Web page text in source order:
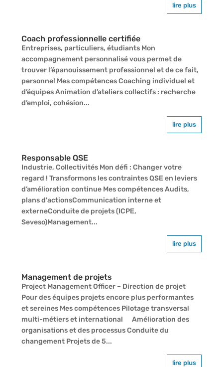
lire plus
Coach professionnelle certifiée
Entreprises, particuliers, étudiants Mon
accompagnement personnalisé vous permet de
trouver l’épanouissement professionnel et de ce fait,
personnel Mes compétences Coaching individuel et
d’équipes Animation d’ateliers collectifs : recherche
d’emploi, cohésion...
lire plus
Responsable QSE
Industrie, Collectivités Mon défi : Changer votre
regard ! Transformons les contraintes QSE en leviers
d’amélioration continue Mes compétences Audits,
plans d'actionsCommunication interne et
externeConduite de projets (ICPE,
Seveso)Management...
lire plus
Management de projets
Project Management Officer – Direction de projet
Pour des équipes projets encore plus performantes
et sereines Mes compétences Pilotage transversal
multi-métiers et international Amélioration des
organisations et des processus Conduite du
changement Projets de 5...
lire plus